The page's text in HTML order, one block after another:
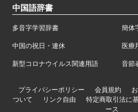
中国語辞書
多音字学習辞書 簡体
中国の祝日・連休 医療
新型コロナウイルス関連用語 音節
プライバシーポリシー 会員規約
ついて
リンク自由 特定商取引法に
ース